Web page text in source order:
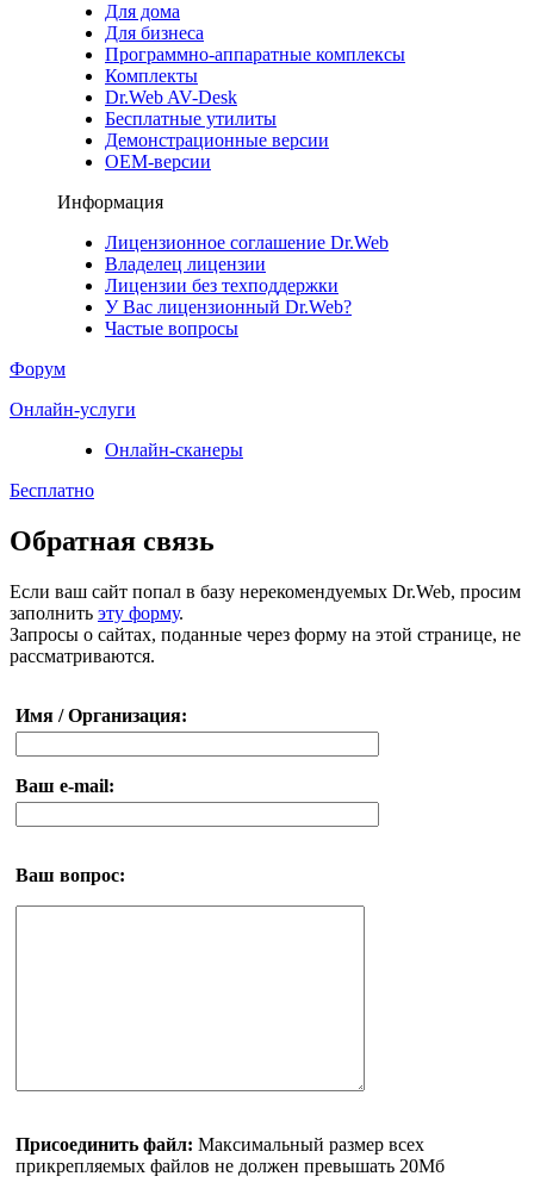
Для дома
Для бизнеса
Программно-аппаратные комплексы
Комплекты
Dr.Web AV-Desk
Бесплатные утилиты
Демонстрационные версии
ОЕМ-версии
Информация
Лицензионное соглашение Dr.Web
Владелец лицензии
Лицензии без техподдержки
У Вас лицензионный Dr.Web?
Частые вопросы
Форум
Онлайн-услуги
Онлайн-сканеры
Бесплатно
Обратная связь
Если ваш сайт попал в базу нерекомендуемых Dr.Web, просим
заполнить эту форму.
Запросы о сайтах, поданные через форму на этой странице, не
рассматриваются.
Имя / Организация:
Ваш e-mail:
Ваш вопрос:
Присоединить файл: Максимальный размер всех
прикрепляемых файлов не должен превышать 20Мб